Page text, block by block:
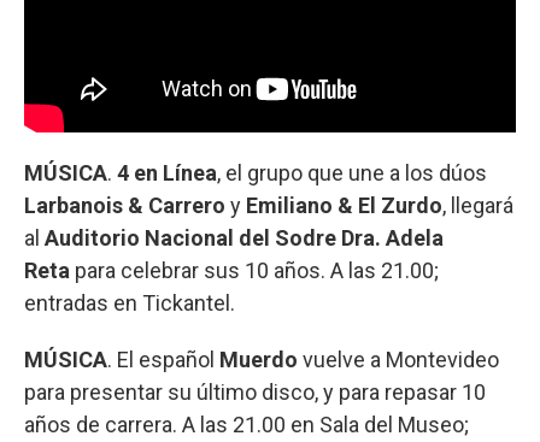
MÚSICA. 4 en Línea, el grupo que une a los dúos
Larbanois & Carrero y Emiliano & El Zurdo, llegará
al Auditorio Nacional del Sodre Dra. Adela
Reta para celebrar sus 10 años. A las 21.00;
entradas en Tickantel.
MÚSICA. El español Muerdo vuelve a Montevideo
para presentar su último disco, y para repasar 10
años de carrera. A las 21.00 en Sala del Museo;